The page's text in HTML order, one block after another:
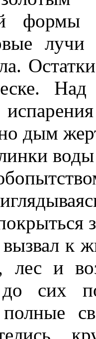
формы
лучи
дым
к
лес и
сих